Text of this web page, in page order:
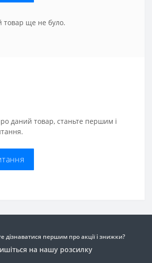
товар ще не було.
даний товар, станьте першим і
дізнаватися першим про акції і знижки?
на нашу розсилку